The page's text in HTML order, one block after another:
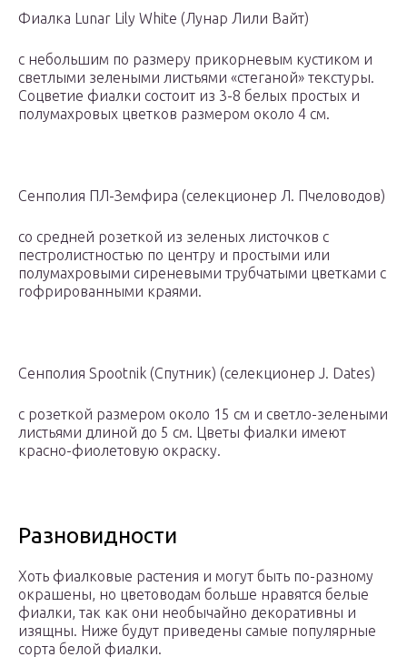
Фиалка Lunar Lily White (Лунар Лили Вайт)
с небольшим по размеру прикорневым кустиком и
светлыми зелеными листьями «стеганой» текстуры.
Соцветие фиалки состоит из 3-8 белых простых и
полумахровых цветков размером около 4 см.
Сенполия ПЛ-Земфира (селекционер Л. Пчеловодов)
со средней розеткой из зеленых листочков с
пестролистностью по центру и простыми или
полумахровыми сиреневыми трубчатыми цветками с
гофрированными краями.
Сенполия Spootnik (Спутник) (селекционер J. Dates)
с розеткой размером около 15 см и светло-зелеными
листьями длиной до 5 см. Цветы фиалки имеют
красно-фиолетовую окраску.
Разновидности
Хоть фиалковые растения и могут быть по-разному
окрашены, но цветоводам больше нравятся белые
фиалки, так как они необычайно декоративны и
изящны. Ниже будут приведены самые популярные
сорта белой фиалки.